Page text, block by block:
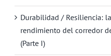
Durabilidad / Resiliencia:
rendimiento del corredor
(Parte I)